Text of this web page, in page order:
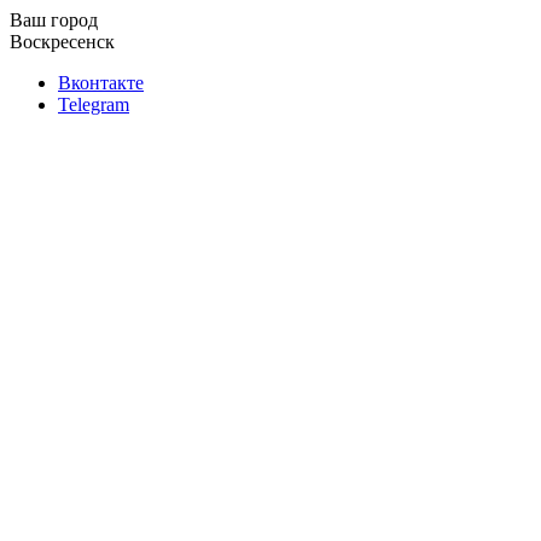
Ваш город
Воскресенск
Вконтакте
Telegram